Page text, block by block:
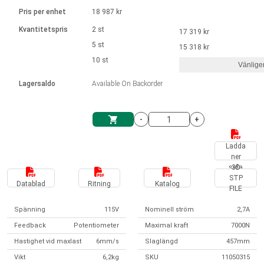
Enhetssystem
Solenoids
Ø 28-42| 1-1400 rpm | <= 290Ncm
Styrningar borstlösa DC motorer
Styrningar DC motorer
Drivsteg 2-6 A
Synkrona-Asynkrona | för 1-4 ställdon
Synkrona-Asynkrona | för 1-4 ställdon
Français (EUR)
Norsk (NOK)
Suomi (EUR)
Svenska (SEK)
Pris per enhet
Kvantitetspris
Lagersaldo
18 987 kr
2 st
5 st
10 st
Available On Backorder
17 319 kr
15 318 kr
- +
Ladda
ner
sida
Datablad
Ritning Katalog
3D
STP
FILE
Spänning 115V Nominell ström 2,7A
Feedback Potentiometer Maximal kraft 7000N
Hastighet vid maxlast 6mm/s Slaglängd 457mm
Vikt 6,2kg SKU 11050315